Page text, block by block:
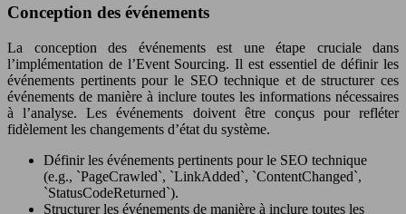
Conception des événements
La conception des événements est une étape cruciale dans
l’implémentation de l’Event Sourcing. Il est essentiel de définir les
événements pertinents pour le SEO technique et de structurer ces
événements de manière à inclure toutes les informations nécessaires
à l’analyse. Les événements doivent être conçus pour refléter
fidèlement les changements d’état du système.
Définir les événements pertinents pour le SEO technique
(e.g., `PageCrawled`, `LinkAdded`, `ContentChanged`,
`StatusCodeReturned`).
Structurer les événements de manière à inclure toutes les